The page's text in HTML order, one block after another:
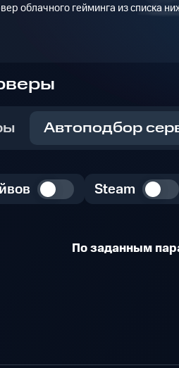
облачного гейминга из списка
Автоподбор
Steam
По заданным